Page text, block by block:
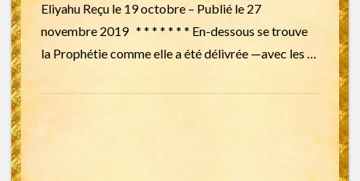
Eliyahu Reçu le 19 octobre – Publié le 27
novembre 2019 * * * * * * * En-dessous se trouve
la Prophétie comme elle a été délivrée —avec les …